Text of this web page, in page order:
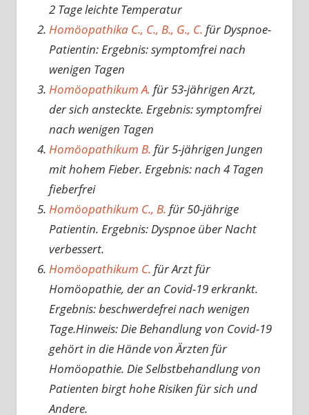
2 Tage leichte Temperatur
Homöopathika C., C., B., G., C. für Dyspnoe-
Patientin: Ergebnis: symptomfrei nach
wenigen Tagen
Homöopathikum A. für 53-jährigen Arzt,
der sich ansteckte. Ergebnis: symptomfrei
nach wenigen Tagen
Homöopathikum B. für 5-jährigen Jungen
mit hohem Fieber. Ergebnis: nach 4 Tagen
fieberfrei
Homöopathikum C., B. für 50-jährige
Patientin. Ergebnis: Dyspnoe über Nacht
verbessert.
Homöopathikum C. für Arzt für
Homöopathie, der an Covid-19 erkrankt.
Ergebnis: beschwerdefrei nach wenigen
Tage.Hinweis: Die Behandlung von Covid-19
gehört in die Hände von Ärzten für
Homöopathie. Die Selbstbehandlung von
Patienten birgt hohe Risiken für sich und
Andere.